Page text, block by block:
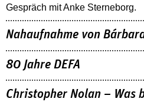
Gespräch mit Anke Sterneborg.
Nahaufnahme von
80 Jahre DEFA
Christopher Nolan – Was